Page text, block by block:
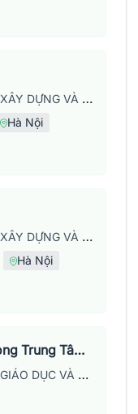
CÔNG TY CỔ PHẦN XÂY DỰNG VÀ PHÁT TRIỂN THƯƠNG MẠI HOÀNG LẦM
Hà Nội
CÔNG TY CỔ PHẦN XÂY DỰNG VÀ PHÁT TRIỂN THƯƠNG MẠI HOÀNG LẦM
Hà Nội
Nhân Viên Văn Phòng Trung Tâm Anh Ngữ
CÔNG TY CỔ PHẦN GIÁO DỤC VÀ NĂNG LƯỢNG ĐÔNG ĐÔ